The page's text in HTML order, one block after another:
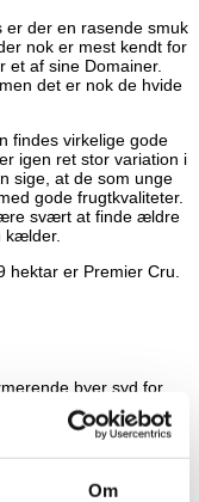
Om
er der en rasende smuk
nok er mest kendt for
et af sine Domainer.
det er nok de hvide
findes virkelige gode
igen ret stor variation i
sige, at de som unge
gode frugtkvaliteter.
svært at finde ældre
kælder.
hektar er Premier Cru.
byer syd for
og Pommard, og
at det er her, man
en tur op igennem
af de smukkest syn i